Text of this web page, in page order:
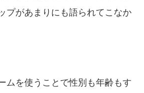
プがあまりにも語られてこなか
ムを使うことで性別も年齢もす